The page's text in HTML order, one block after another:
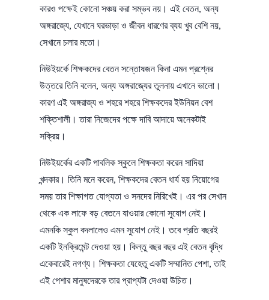
কারও পক্ষেই কোনো সঞ্চয় করা সম্ভব নয়। এই বেতন, অন্য
অঙ্গরাজ্যে, যেখানে ঘরভাড়া ও জীবন ধারণের ব্যয় খুব বেশি নয়,
সেখানে চলার মতো।
নিউইয়র্কে শিক্ষকদের বেতন সন্তোষজন কিনা এমন প্রশ্নের
উত্তরে তিনি বলেন, অন্য অঙ্গরাজ্যের তুলনায় এখানে ভালো।
কারণ এই অঙ্গরাজ্য ও শহরে শহরে শিক্ষকদের ইউনিয়ন বেশ
শক্তিশালী। তারা নিজেদের পক্ষে দাবি আদায়ে অনেকটাই
সক্রিয়।
নিউইয়র্কের একটি পাবলিক স্কুলে শিক্ষকতা করেন সাদিয়া
খন্দকার। তিনি মনে করেন, শিক্ষকদের বেতন ধার্য হয় নিয়োগের
সময় তার শিক্ষাগত যোগ্যতা ও সনদের নিরিখেই। এর পর সেখান
থেকে এক লাফে বড় বেতনে যাওয়ার কোনো সুযোগ নেই।
এমনকি স্কুল বদলালেও এমন সুযোগ নেই। তবে প্রতি বছরই
একটি ইনক্রিমেন্ট দেওয়া হয়। কিন্তু বছর বছর এই বেতন বৃদ্ধি
একেবারেই নগণ্য। শিক্ষকতা যেহেতু একটি সম্মানিত পেশা, তাই
এই পেশার মানুষদেরকে তার প্রাপ্যটা দেওয়া উচিত।